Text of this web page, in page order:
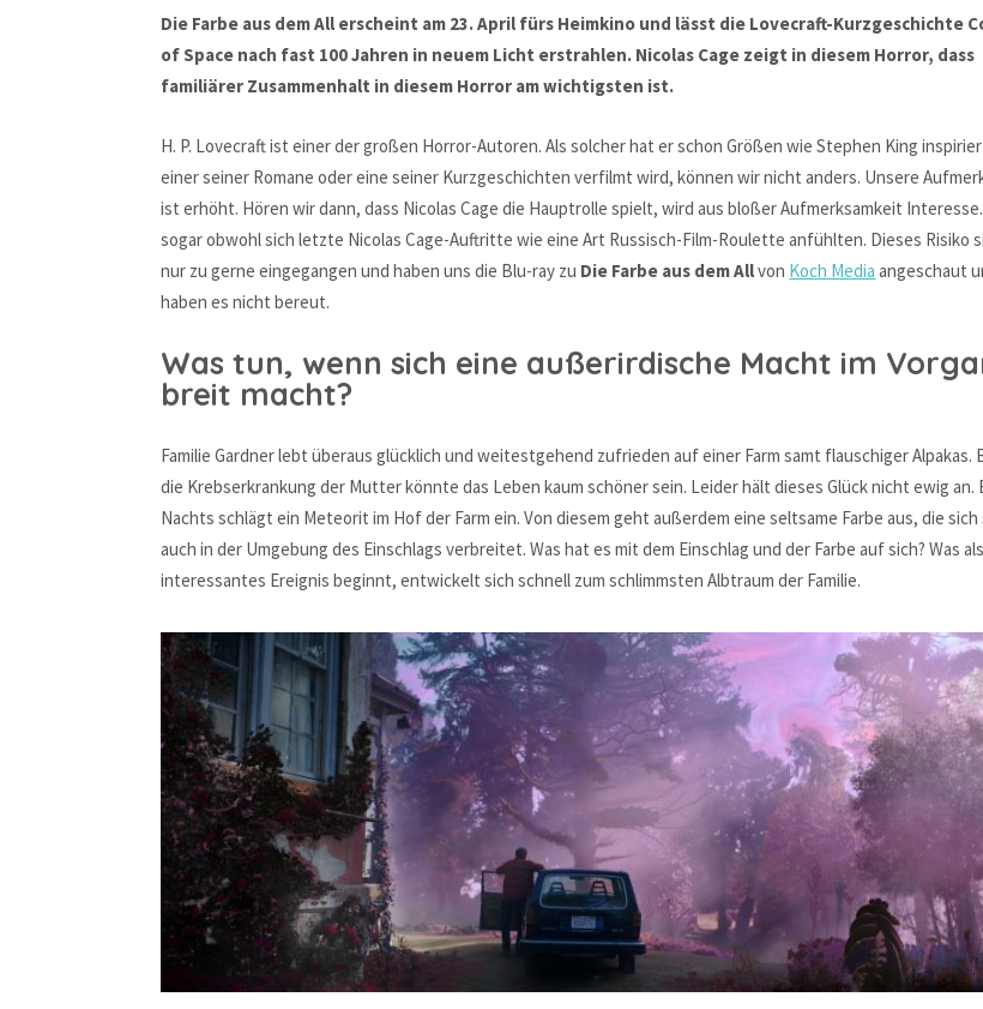
Die Farbe aus dem All erscheint am 23. April fürs Heimkino und lässt die Lovecraft-Kurzgeschichte
of Space nach fast 100 Jahren in neuem Licht erstrahlen. Nicolas Cage zeigt in diesem Horror, dass
familiärer Zusammenhalt in diesem Horror am wichtigsten ist.
H. P. Lovecraft ist einer der großen Horror-Autoren. Als solcher hat er schon Größen wie Stephen King
einer seiner Romane oder eine seiner Kurzgeschichten verfilmt wird, können wir nicht anders. Unsere
ist erhöht. Hören wir dann, dass Nicolas Cage die Hauptrolle spielt, wird aus bloßer Aufmerksamkeit
sogar obwohl sich letzte Nicolas Cage-Auftritte wie eine Art Russisch-Film-Roulette anfühlten. Dieses Risiko
nur zu gerne eingegangen und haben uns die Blu-ray zu Die Farbe aus dem Allvon Koch Media angeschaut
haben es nicht bereut.
Was tun, wenn sich eine außerirdische Macht im
breit macht?
Familie Gardner lebt überaus glücklich und weitestgehend zufrieden auf einer Farm samt flauschiger Alpakas.
die Krebserkrankung der Mutter könnte das Leben kaum schöner sein. Leider hält dieses Glück nicht ewig an.
Nachts schlägt ein Meteorit im Hof der Farm ein. Von diesem geht außerdem eine seltsame Farbe aus, die
auch in der Umgebung des Einschlags verbreitet. Was hat es mit dem Einschlag und der Farbe auf sich? Was als
interessantes Ereignis beginnt, entwickelt sich schnell zum schlimmsten Albtraum der Familie.